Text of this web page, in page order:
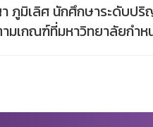
ภูมิเลิศ นักศึกษาระดับป
มเกณฑ์ที่มหาวิทยาลัยกำห